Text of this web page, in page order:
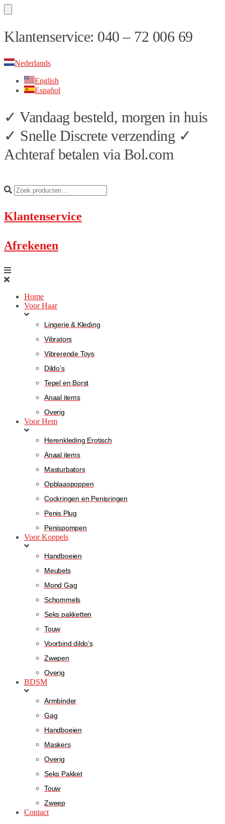
Skip
to
Skip
to
Klantenservice: 040 – 72 006 69
Nederlands
English
Español
✓ Vandaag besteld, morgen in huis
✓ Snelle Discrete verzending ✓
Achteraf betalen via Bol.com
Klantenservice
Afrekenen
Home
Voor Haar
Lingerie & Kleding
Vibrators
Vibrerende Toys
Dildo’s
Tepel en Borst
Anaal items
Overig
Voor Hem
Herenkleding Erotisch
Anaal items
Masturbators
Opblaaspoppen
Cockringen en Penisringen
Penis Plug
Penispompen
Voor Koppels
Handboeien
Meubels
Mond Gag
Schommels
Seks pakketten
Touw
Voorbind dildo’s
Zwepen
Overig
BDSM
Armbinder
Gag
Handboeien
Maskers
Overig
Seks Pakket
Touw
Zweep
Contact